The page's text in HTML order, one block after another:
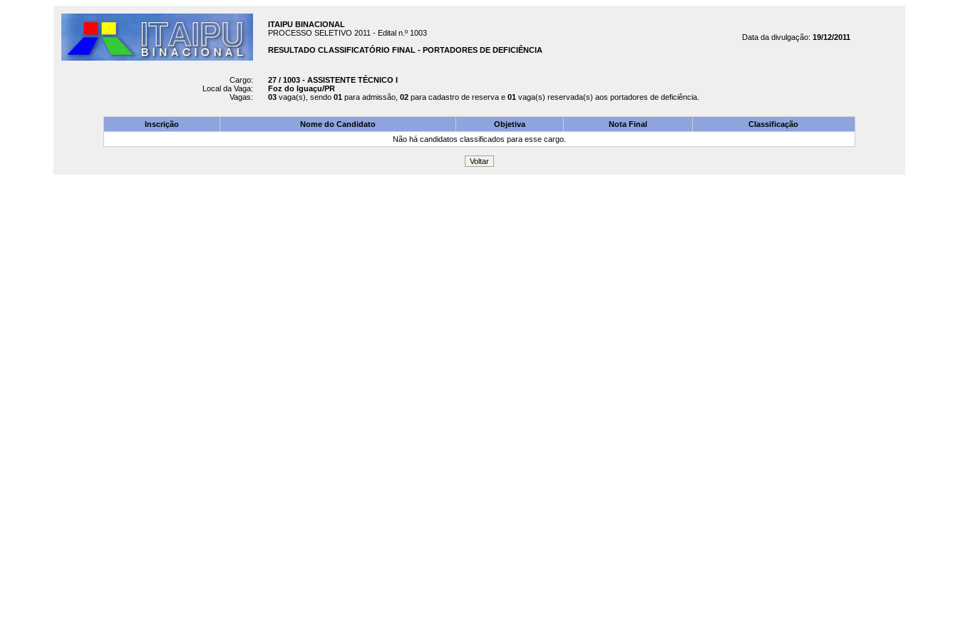
ITAIPU BINACIONAL
PROCESSO SELETIVO 2011 - Edital n.º 1003
RESULTADO CLASSIFICATÓRIO FINAL - PORTADORES DE DEFICIÊNCIA
Data da divulgação: 19/12/2011
Cargo:
Local da Vaga:
Vagas:
27 / 1003 - ASSISTENTE TÉCNICO I
Foz do Iguaçu/PR
03vaga(s), sendo 01para admissão, 02para cadastro de reserva e 01vaga(s) reservada(s) aos portadores de deficiência.
Inscrição Nome do Candidato Objetiva Nota Final
Classificação
Não há candidatos classificados para esse cargo.